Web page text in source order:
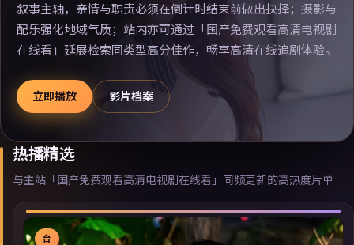
叙事主轴，亲情与职责必须在倒计时结束前做出抉择；摄影与
配乐强化地域气质；站内亦可通过「国产免费观看高清电视剧
在线看」延展检索同类型高分佳作，畅享高清在线追剧体验。
立即播放 影片档案
热播精选
与主站「国产免费观看高清电视剧在线看」同频更新的高热度片单
台